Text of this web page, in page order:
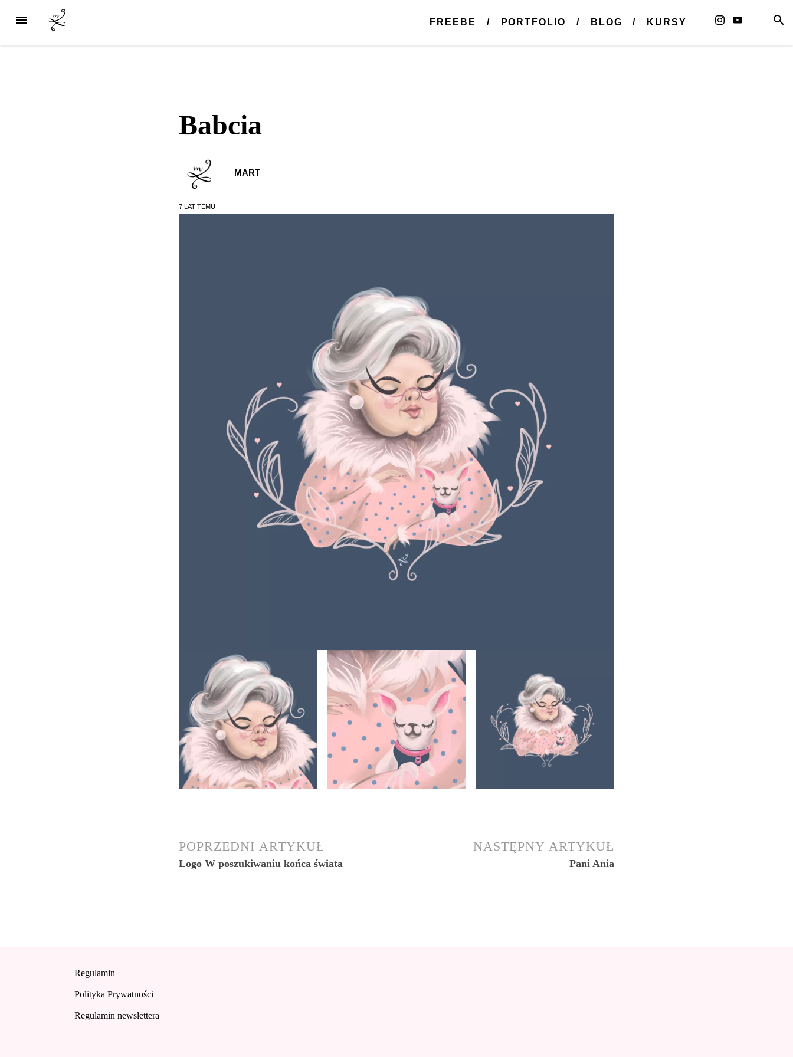
FREEBE PORTFOLIO BLOG KURSY
Babcia
MART
7 LATTEMU
POPRZEDNI ARTYKUŁ
Logo W poszukiwaniu końca świata
NASTĘPNY ARTYKUŁ
Pani Ania
Regulamin
Polityka Prywatności
Regulamin newslettera